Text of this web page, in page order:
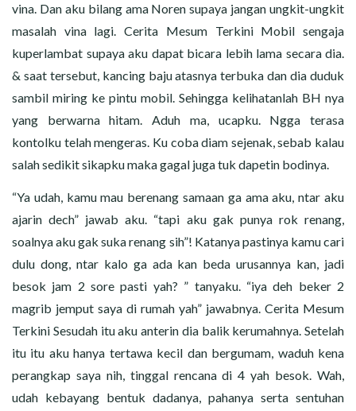
vina. Dan aku bilang ama Noren supaya jangan ungkit-ungkit
masalah vina lagi. Cerita Mesum Terkini Mobil sengaja
kuperlambat supaya aku dapat bicara lebih lama secara dia.
& saat tersebut, kancing baju atasnya terbuka dan dia duduk
sambil miring ke pintu mobil. Sehingga kelihatanlah BH nya
yang berwarna hitam. Aduh ma, ucapku. Ngga terasa
kontolku telah mengeras. Ku coba diam sejenak, sebab kalau
salah sedikit sikapku maka gagal juga tuk dapetin bodinya.
“Ya udah, kamu mau berenang samaan ga ama aku, ntar aku
ajarin dech” jawab aku. “tapi aku gak punya rok renang,
soalnya aku gak suka renang sih”! Katanya pastinya kamu cari
dulu dong, ntar kalo ga ada kan beda urusannya kan, jadi
besok jam 2 sore pasti yah? ” tanyaku. “iya deh beker 2
magrib jemput saya di rumah yah” jawabnya. Cerita Mesum
Terkini Sesudah itu aku anterin dia balik kerumahnya. Setelah
itu itu aku hanya tertawa kecil dan bergumam, waduh kena
perangkap saya nih, tinggal rencana di 4 yah besok. Wah,
udah kebayang bentuk dadanya, pahanya serta sentuhan